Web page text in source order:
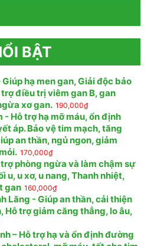
BẬT
Giúp hạ men gan, Giải độc bảo
điều trị viêm gan B, gan
xơ gan. 190,000₫
- Hỗ trợ hạ mỡ máu, ổn định
áp. Bảo vệ tim mạch, tăng
an thần, ngủ ngon, giảm
170,000₫
phòng ngừa và làm chậm sự
u, u xơ, u nang, Thanh nhiệt,
gan 160,000₫
Lăng - Giúp an thần, cải thiện
Hỗ trợ giảm căng thẳng, lo âu,
– Hỗ trợ hạ và ổn định đường